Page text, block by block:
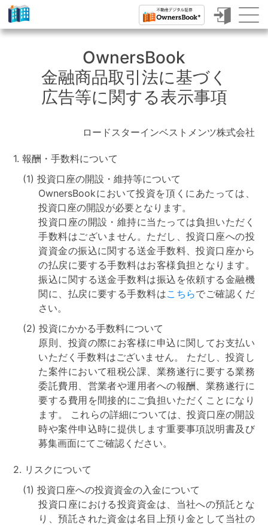
ク
ン
デ
ィ
投
OwnersBook
OwnersBook
金融商品取引法に基づく
広告等に関する表示事項
ロードスターインベストメンツ株式会社
1.報酬・手数料について
(1)投資口座の開設・維持等について
OwnersBookにおいて投資を頂くにあたっては、
投資口座の開設が必要となります。
投資口座の開設・維持に当たっては負担いただく
手数料はございません。ただし、投資口座への投
資資金の振込に関する送金手数料、投資口座から
の払戻に要する手数料はお客様負担となります。
振込に関する送金手数料は振込を依頼する金融機
関に、払戻に要する手数料はこちらでご確認くだ
さい。
(2)投資にかかる手数料について
原則、投資の際にお客様に申込に関してお支払い
いただく手数料はございません。 ただし、投資し
た案件において租税公課、業務遂行に要する業務
委託費用、営業者や運用者への報酬、業務遂行に
要する費用を間接的にご負担いただくことになり
ます。 これらの詳細については、投資口座の開設
時や案件申込時に提供します重要事項説明書及び
募集画面にてご確認ください。
2. リスクについて
(1)投資口座への投資資金の入金について
投資口座における投資資金は、当社への預託とな
り、預託された資金は名目上預り金として当社の